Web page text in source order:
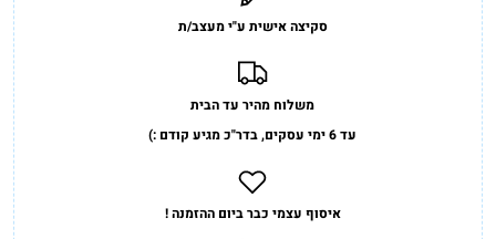
סקיצה אישית ע"י מעצב/ת
משלוח מהיר עד הבית
עד 6 ימי עסקים, בדר"כ מגיע קודם :)
איסוף עצמי כבר ביום ההזמנה !